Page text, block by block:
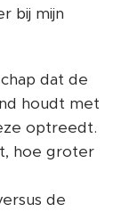
bij mijn
dat de
houdt met
optreedt.
hoe groter
de